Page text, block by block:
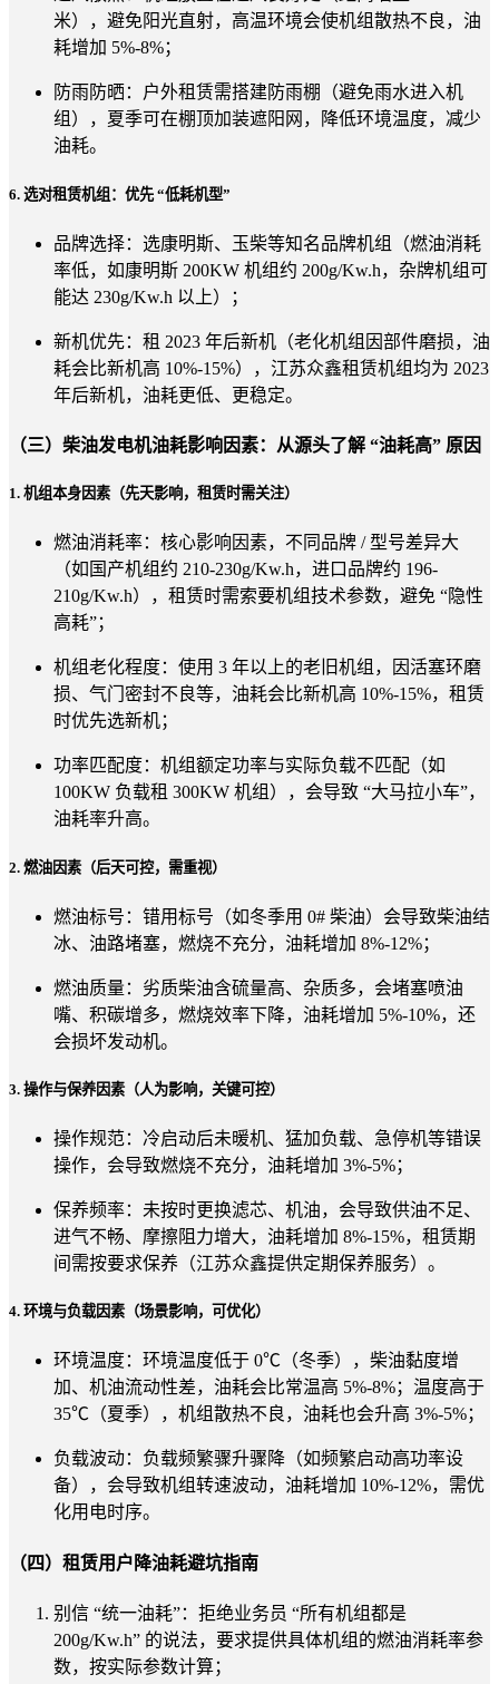
米），避免阳光直射，高温环境会使机组散热不良，油
耗增加 5%-8%；
防雨防晒：户外租赁需搭建防雨棚（避免雨水进入机
组），夏季可在棚顶加装遮阳网，降低环境温度，减少
油耗。
6. 选对租赁机组：优先 “低耗机型”
品牌选择：选康明斯、玉柴等知名品牌机组（燃油消耗
率低，如康明斯 200KW 机组约 200g/Kw.h，杂牌机组可
能达 230g/Kw.h 以上）；
新机优先：租 2023 年后新机（老化机组因部件磨损，油
耗会比新机高 10%-15%），江苏众鑫租赁机组均为 2023
年后新机，油耗更低、更稳定。
（三）柴油发电机油耗影响因素：从源头了解 “油耗高” 原因
1. 机组本身因素（先天影响，租赁时需关注）
燃油消耗率：核心影响因素，不同品牌 / 型号差异大
（如国产机组约 210-230g/Kw.h，进口品牌约 196-
210g/Kw.h），租赁时需索要机组技术参数，避免 “隐性
高耗”；
机组老化程度：使用 3 年以上的老旧机组，因活塞环磨
损、气门密封不良等，油耗会比新机高 10%-15%，租赁
时优先选新机；
功率匹配度：机组额定功率与实际负载不匹配（如
100KW 负载租 300KW 机组），会导致 “大马拉小车”，
油耗率升高。
2. 燃油因素（后天可控，需重视）
燃油标号：错用标号（如冬季用 0# 柴油）会导致柴油结
冰、油路堵塞，燃烧不充分，油耗增加 8%-12%；
燃油质量：劣质柴油含硫量高、杂质多，会堵塞喷油
嘴、积碳增多，燃烧效率下降，油耗增加 5%-10%，还
会损坏发动机。
3. 操作与保养因素（人为影响，关键可控）
操作规范：冷启动后未暖机、猛加负载、急停机等错误
操作，会导致燃烧不充分，油耗增加 3%-5%；
保养频率：未按时更换滤芯、机油，会导致供油不足、
进气不畅、摩擦阻力增大，油耗增加 8%-15%，租赁期
间需按要求保养（江苏众鑫提供定期保养服务）。
4. 环境与负载因素（场景影响，可优化）
环境温度：环境温度低于 0℃（冬季），柴油黏度增
加、机油流动性差，油耗会比常温高 5%-8%；温度高于
35℃（夏季），机组散热不良，油耗也会升高 3%-5%；
负载波动：负载频繁骤升骤降（如频繁启动高功率设
备），会导致机组转速波动，油耗增加 10%-12%，需优
化用电时序。
（四）租赁用户降油耗避坑指南
别信 “统一油耗”：拒绝业务员 “所有机组都是
200g/Kw.h” 的说法，要求提供具体机组的燃油消耗率参
数，按实际参数计算；